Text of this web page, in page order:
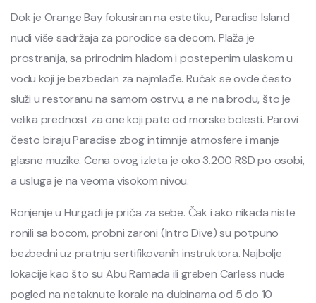
Dok je Orange Bay fokusiran na estetiku, Paradise Island
nudi više sadržaja za porodice sa decom. Plaža je
prostranija, sa prirodnim hladom i postepenim ulaskom u
vodu koji je bezbedan za najmlađe. Ručak se ovde često
služi u restoranu na samom ostrvu, a ne na brodu, što je
velika prednost za one koji pate od morske bolesti. Parovi
često biraju Paradise zbog intimnije atmosfere i manje
glasne muzike. Cena ovog izleta je oko 3.200 RSD po osobi,
a usluga je na veoma visokom nivou.
Ronjenje u Hurgadi je priča za sebe. Čak i ako nikada niste
ronili sa bocom, probni zaroni (Intro Dive) su potpuno
bezbedni uz pratnju sertifikovanih instruktora. Najbolje
lokacije kao što su Abu Ramada ili greben Carless nude
pogled na netaknute korale na dubinama od 5 do 10